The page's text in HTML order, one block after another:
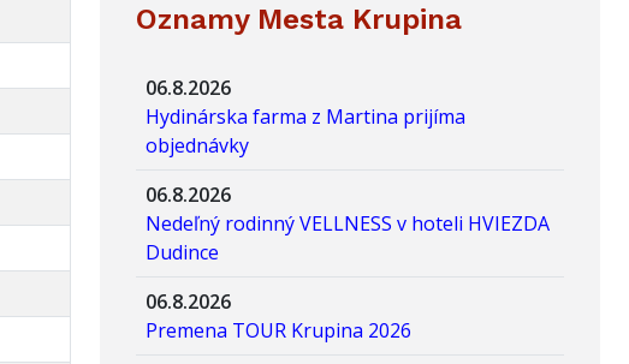
Oznamy Mesta Krupina
06.8.2026
Hydinárska farma z Martina prijíma
objednávky
06.8.2026
Nedeľný rodinný VELLNESS v hoteli HVIEZDA
Dudince
06.8.2026
Premena TOUR Krupina 2026